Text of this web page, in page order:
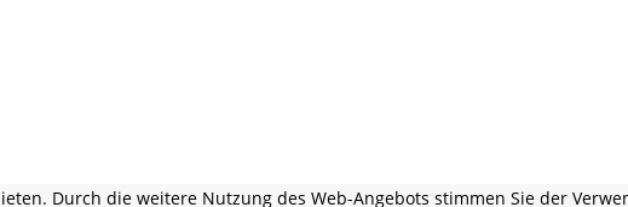
Durch die weitere Nutzung des Web-Angebots stimmen Sie der